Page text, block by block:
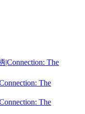
The
The